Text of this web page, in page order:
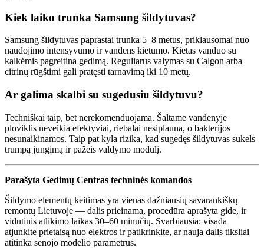
Kiek laiko trunka Samsung šildytuvas?
Samsung šildytuvas paprastai trunka 5–8 metus, priklausomai nuo
naudojimo intensyvumo ir vandens kietumo. Kietas vanduo su
kalkėmis pagreitina gedimą. Reguliarus valymas su Calgon arba
citrinų rūgštimi gali pratęsti tarnavimą iki 10 metų.
Ar galima skalbi su sugedusiu šildytuvu?
Techniškai taip, bet nerekomenduojama. Šaltame vandenyje
ploviklis neveikia efektyviai, riebalai nesiplauna, o bakterijos
nesunaikinamos. Taip pat kyla rizika, kad sugedęs šildytuvas sukels
trumpą jungimą ir pažeis valdymo modulį.
Parašyta Gedimų Centras techninės komandos
Šildymo elementų keitimas yra vienas dažniausių savarankiškų
remontų Lietuvoje — dalis prieinama, procedūra aprašyta gide, ir
vidutinis atlikimo laikas 30–60 minučių. Svarbiausia: visada
atjunkite prietaisą nuo elektros ir patikrinkite, ar nauja dalis tiksliai
atitinka senojo modelio parametrus.